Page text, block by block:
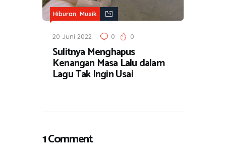
Hiburan, Musik
20 Juni 2022 0 0
Sulitnya Menghapus
Kenangan Masa Lalu dalam
Lagu Tak Ingin Usai
1 Comment